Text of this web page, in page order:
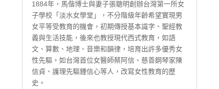
1884年，馬偕博士與妻子張聰明創辦台灣第一所女
子學校「淡水女學堂」，不分階級年齡希望實現男
女平等受教育的機會，初期傳授基本識字、聖經教
義與生活技能，後來也教授現代西式教育，如語
文、算數、地理、音樂和韻律，培育出許多優秀女
性先驅，如台灣首位女醫師蔡阿信、慈善鋼琴家陳
信貞、護理先驅鍾信心等人，改寫女性教育的歷
史。